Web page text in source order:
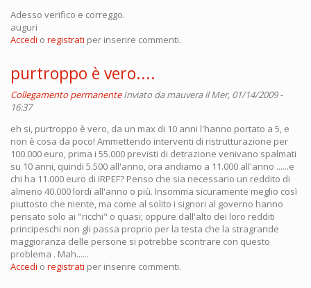
Adesso verifico e correggo.
auguri
Accedi o registrati per inserire commenti.
purtroppo è vero....
Collegamento permanente Inviato damauverail Mer, 01/14/2009 -
16:37
eh si, purtroppo è vero, da un max di 10 anni l'hanno portato a 5, e
non è cosa da poco! Ammettendo interventi di ristrutturazione per
100.000 euro, prima i 55.000 previsti di detrazione venivano spalmati
su 10 anni, quindi 5.500 all'anno, ora andiamo a 11.000 all'anno ......e
chi ha 11.000 euro di IRPEF? Penso che sia necessario un reddito di
almeno 40.000 lordi all'anno o più. Insomma sicuramente meglio così
piuttosto che niente, ma come al solito i signori al governo hanno
pensato solo ai "ricchi" o quasi; oppure dall'alto dei loro redditi
principeschi non gli passa proprio per la testa che la stragrande
maggioranza delle persone si potrebbe scontrare con questo
problema . Mah......
Accedi o registrati per inserire commenti.